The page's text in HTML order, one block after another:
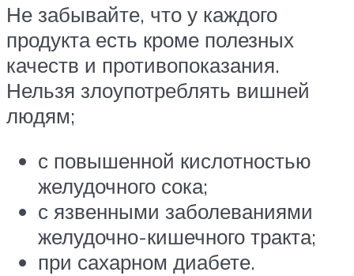
Не забывайте, что у каждого
продукта есть кроме полезных
качеств и противопоказания.
Нельзя злоупотреблять вишней
людям;
с повышенной кислотностью
желудочного сока;
с язвенными заболеваниями
желудочно-кишечного тракта;
при сахарном диабете.